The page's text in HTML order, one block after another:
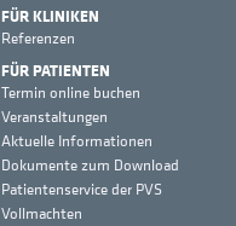
FÜR KLINIKEN
Referenzen
FÜR PATIENTEN
Termin online buchen
Veranstaltungen
Aktuelle Informationen
Dokumente zum Download
Patientenservice der PVS
Vollmachten